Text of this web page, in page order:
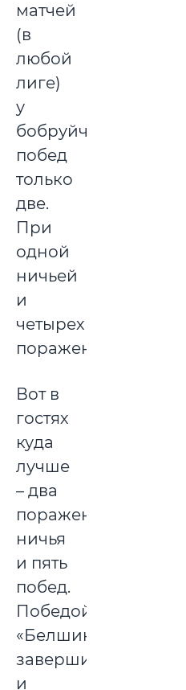
матчей
(в
любой
лиге)
у
бобруйчан
побед
только
две.
При
одной
ничьей
и
четырех
поражениях.
Вот в
гостях
куда
лучше
– два
поражения,
ничья
и пять
побед.
Победой
«Белшины»
завершилась
и